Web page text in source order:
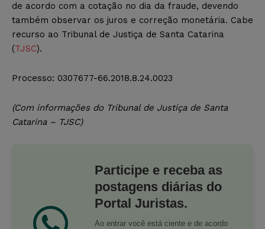
de acordo com a cotação no dia da fraude, devendo
também observar os juros e correção monetária. Cabe
recurso ao Tribunal de Justiça de Santa Catarina
(TJSC).
Processo: 0307677-66.2018.8.24.0023
(Com informações do Tribunal de Justiça de Santa
Catarina – TJSC)
Participe e receba as
postagens diárias do
Portal Juristas.
Ao entrar você está ciente e de acordo